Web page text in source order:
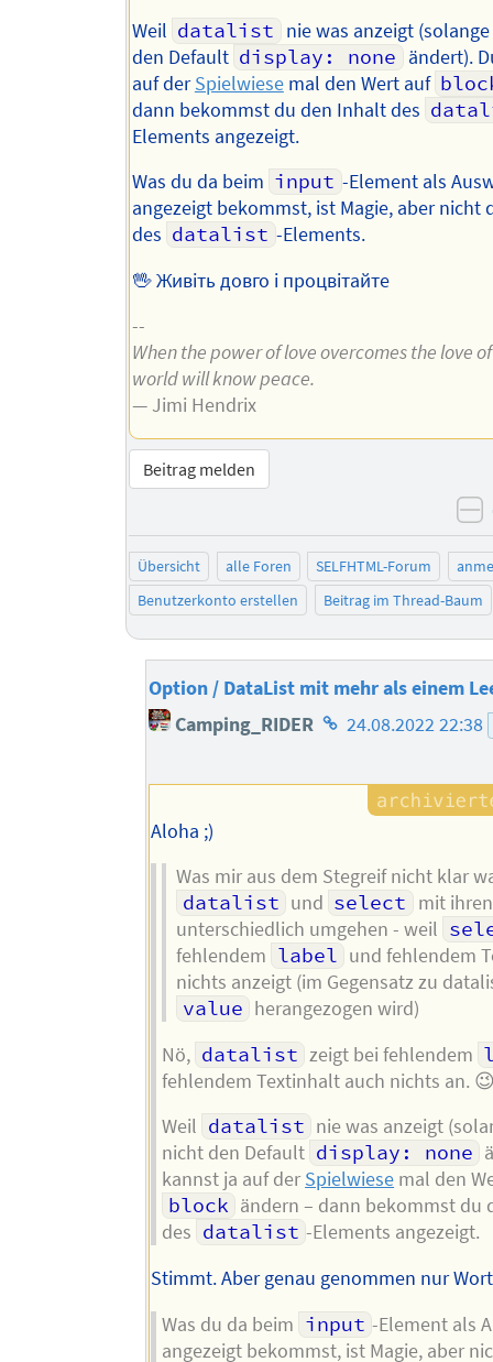
Weil datalist nie was anzeigt
den Default display: none ändert).
auf derSpielwiesemal den Wert auf
dann bekommst du den Inhalt des
Elements angezeigt.
Was du da beim input -Element als
angezeigt bekommst, ist Magie, aber nicht
des datalist -Elements.
🖖 Живіть довго і процвітайте
--
When the power of love overcomes the love
world will know peace.
— Jimi Hendrix
Beitrag melden
Übersicht alle Foren SELFHTML-Forum
Benutzerkonto erstellen
Beitrag im Thread-Baum
Option / DataList mit mehr als einem
Camping_RIDER Homepage
Autors
24.08.2022 22:38
Aloha ;)
Was mir aus dem Stegreif nicht klar
datalist und select mit
unterschiedlich umgehen - weil
fehlendem label und fehlendem
nichts anzeigt (im Gegensatz zu
value herangezogen wird)
Nö, datalist zeigt bei fehlendem
fehlendem Textinhalt auch nichts an.
Weil datalist nie was anzeigt
nicht den Default display: none
kannst ja auf der Spielwiese mal den
block ändern – dann bekommst du
des datalist -Elements angezeigt.
Stimmt. Aber genau genommen nur
Was du da beim input -Element als
angezeigt bekommst, ist Magie, aber